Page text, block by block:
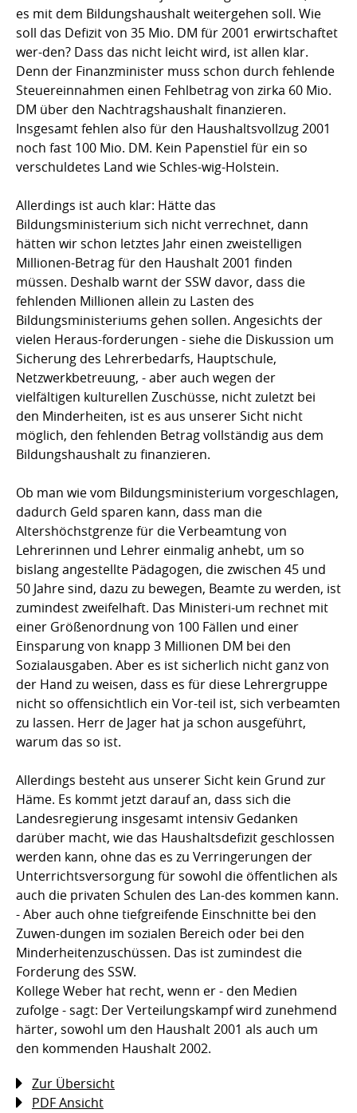
es mit dem Bildungshaushalt weitergehen soll. Wie
soll das Defizit von 35 Mio. DM für 2001 erwirtschaftet
wer-den? Dass das nicht leicht wird, ist allen klar.
Denn der Finanzminister muss schon durch fehlende
Steuereinnahmen einen Fehlbetrag von zirka 60 Mio.
DM über den Nachtragshaushalt finanzieren.
Insgesamt fehlen also für den Haushaltsvollzug 2001
noch fast 100 Mio. DM. Kein Papenstiel für ein so
verschuldetes Land wie Schles-wig-Holstein.
Allerdings ist auch klar: Hätte das
Bildungsministerium sich nicht verrechnet, dann
hätten wir schon letztes Jahr einen zweistelligen
Millionen-Betrag für den Haushalt 2001 finden
müssen. Deshalb warnt der SSW davor, dass die
fehlenden Millionen allein zu Lasten des
Bildungsministeriums gehen sollen. Angesichts der
vielen Heraus-forderungen - siehe die Diskussion um
Sicherung des Lehrerbedarfs, Hauptschule,
Netzwerkbetreuung, - aber auch wegen der
vielfältigen kulturellen Zuschüsse, nicht zuletzt bei
den Minderheiten, ist es aus unserer Sicht nicht
möglich, den fehlenden Betrag vollständig aus dem
Bildungshaushalt zu finanzieren.
Ob man wie vom Bildungsministerium vorgeschlagen,
dadurch Geld sparen kann, dass man die
Altershöchstgrenze für die Verbeamtung von
Lehrerinnen und Lehrer einmalig anhebt, um so
bislang angestellte Pädagogen, die zwischen 45 und
50 Jahre sind, dazu zu bewegen, Beamte zu werden, ist
zumindest zweifelhaft. Das Ministeri-um rechnet mit
einer Größenordnung von 100 Fällen und einer
Einsparung von knapp 3 Millionen DM bei den
Sozialausgaben. Aber es ist sicherlich nicht ganz von
der Hand zu weisen, dass es für diese Lehrergruppe
nicht so offensichtlich ein Vor-teil ist, sich verbeamten
zu lassen. Herr de Jager hat ja schon ausgeführt,
warum das so ist.
Allerdings besteht aus unserer Sicht kein Grund zur
Häme. Es kommt jetzt darauf an, dass sich die
Landesregierung insgesamt intensiv Gedanken
darüber macht, wie das Haushaltsdefizit geschlossen
werden kann, ohne das es zu Verringerungen der
Unterrichtsversorgung für sowohl die öffentlichen als
auch die privaten Schulen des Lan-des kommen kann.
- Aber auch ohne tiefgreifende Einschnitte bei den
Zuwen-dungen im sozialen Bereich oder bei den
Minderheitenzuschüssen. Das ist zumindest die
Forderung des SSW.
Kollege Weber hat recht, wenn er - den Medien
zufolge - sagt: Der Verteilungskampf wird zunehmend
härter, sowohl um den Haushalt 2001 als auch um
den kommenden Haushalt 2002.
Zur Übersicht
PDF Ansicht